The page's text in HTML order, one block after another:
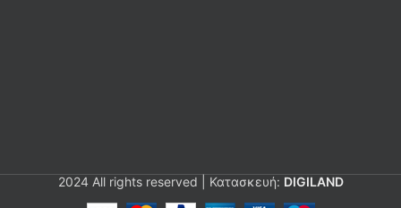
2024 All rights reserved | Κατασκευή: DIGILAND